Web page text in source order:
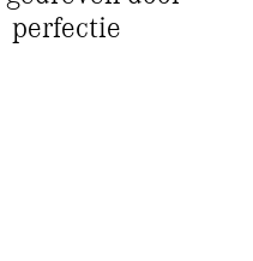
perfectie